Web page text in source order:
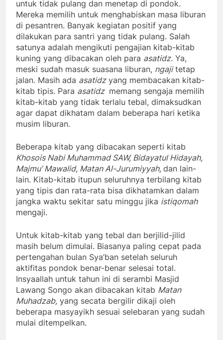
untuk tidak pulang dan menetap di pondok.
Mereka memilih untuk menghabiskan masa liburan
di pesantren. Banyak kegiatan positif yang
dilakukan para santri yang tidak pulang. Salah
satunya adalah mengikuti pengajian kitab-kitab
kuning yang dibacakan oleh para asatidz. Ya,
meski sudah masuk suasana liburan, ngajitetap
jalan. Masih ada asatidzyang membacakan kitab-
kitab tipis. Para asatidz memang sengaja memilih
kitab-kitab yang tidak terlalu tebal, dimaksudkan
agar dapat dikhatam dalam beberapa hari ketika
musim liburan.
Beberapa kitab yang dibacakan seperti kitab
Khosois Nabi Muhammad SAW, Bidayatul Hidayah,
Majmu’ Mawalid, Matan Al-Jurumiyyah, dan lain-
lain. Kitab-kitab itupun seluruhnya terbilang kitab
yang tipis dan rata-rata bisa dikhatamkan dalam
jangka waktu sekitar satu minggu jika istiqomah
mengaji.
Untuk kitab-kitab yang tebal dan berjilid-jilid
masih belum dimulai. Biasanya paling cepat pada
pertengahan bulan Sya’ban setelah seluruh
aktifitas pondok benar-benar selesai total.
Insyaallah untuk tahun ini di serambi Masjid
Lawang Songo akan dibacakan kitab Matan
Muhadzab, yang secata bergilir dikaji oleh
beberapa masyayikh sesuai selebaran yang sudah
mulai ditempelkan.